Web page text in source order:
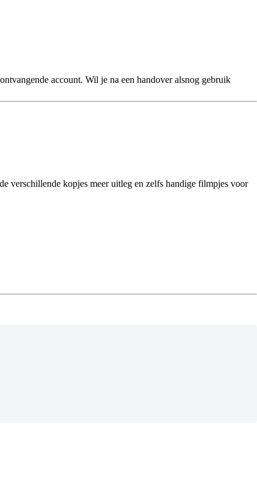
account. Wil je na een handover alsnog gebruik
verschillende kopjes meer uitleg en zelfs handige filmpjes voor